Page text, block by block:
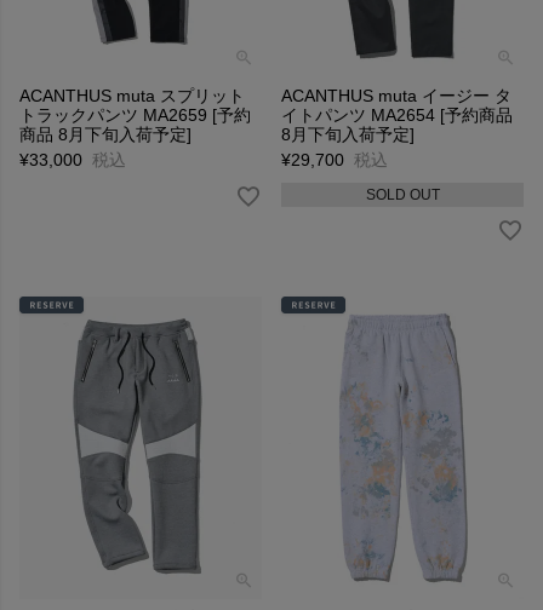
ACANTHUS muta スプリット
トラックパンツ MA2659 [予約
商品 8月下旬入荷予定]
¥33,000 税込
ACANTHUS muta イージー タ
イトパンツ MA2654 [予約商品
8月下旬入荷予定]
¥29,700 税込
SOLD OUT